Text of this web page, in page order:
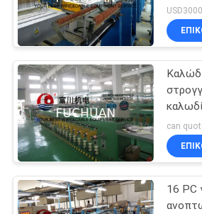
την
16 PC